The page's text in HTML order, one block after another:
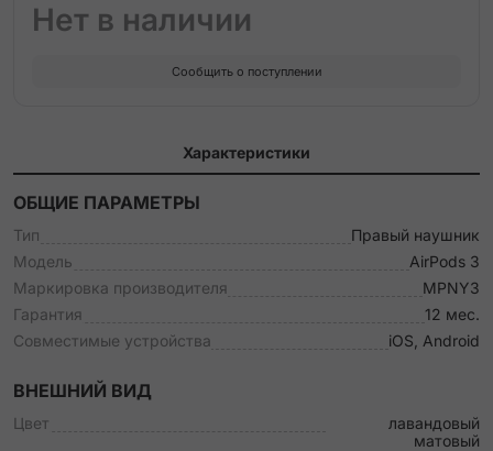
Нет в наличии
Сообщить о поступлении
Характеристики
ОБЩИЕ ПАРАМЕТРЫ
Тип
Правый наушник
Модель
AirPods 3
Маркировка производителя
MPNY3
Гарантия
12 мес.
Совместимые устройства
iOS, Android
ВНЕШНИЙ ВИД
Цвет
лавандовый
матовый